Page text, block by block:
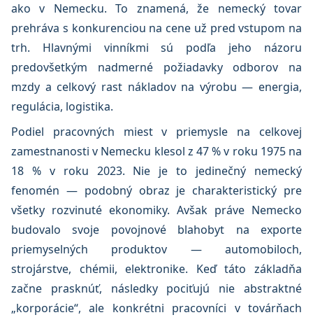
ako v Nemecku. To znamená, že nemecký tovar
prehráva s konkurenciou na cene už pred vstupom na
trh. Hlavnými vinníkmi sú podľa jeho názoru
predovšetkým nadmerné požiadavky odborov na
mzdy a celkový rast nákladov na výrobu — energia,
regulácia, logistika.
Podiel pracovných miest v priemysle na celkovej
zamestnanosti v Nemecku klesol z 47 % v roku 1975 na
18 % v roku 2023. Nie je to jedinečný nemecký
fenomén — podobný obraz je charakteristický pre
všetky rozvinuté ekonomiky. Avšak práve Nemecko
budovalo svoje povojnové blahobyt na exporte
priemyselných produktov — automobiloch,
strojárstve, chémii, elektronike. Keď táto základňa
začne prasknúť, následky pociťujú nie abstraktné
„korporácie“, ale konkrétni pracovníci v továrňach